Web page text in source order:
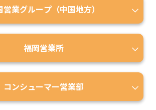
営業グループ（中国地方）
福岡営業所
コンシューマー営業部